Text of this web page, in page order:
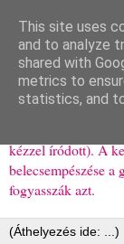
Ízőrző
Kisgyerekes
bemutató
elhagyom) és
kézzel íródott). A
belecsempészése
fogyasszák azt.
This site uses
and to analyze
shared with
metrics to
statistics, and